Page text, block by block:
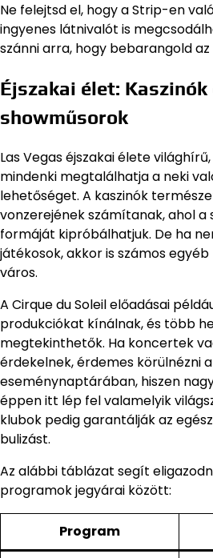
Ne felejtsd el, hogy a Strip-en
ingyenes látnivalót is
szánni arra, hogy bebarangold
Éjszakai élet: Kaszinók
showműsorok
Las Vegas éjszakai élete
mindenki megtalálhatja a neki
lehetőséget. A kaszinók
vonzerejének számítanak, ahol
formáját kipróbálhatjuk. De ha
játékosok, akkor is számos
város.
A Cirque du Soleil előadásai
produkciókat kínálnak, és több
megtekinthetők. Ha koncertek
érdekelnek, érdemes körülnézni
eseménynaptárában, hiszen
éppen itt lép fel valamelyik
klubok pedig garantálják az
bulizást.
Az alábbi táblázat segít
programok jegyárai között:
Program